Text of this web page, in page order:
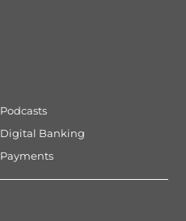
Podcasts
Digital Banking
Payments